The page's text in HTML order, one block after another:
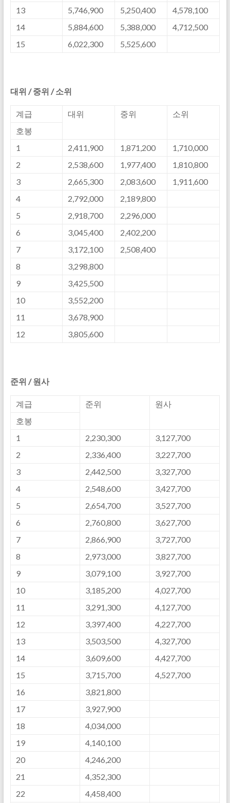
13 5,746,900 5,250,400
4,578,100
14
5,884,600 5,388,000
4,712,500
15
6,022,300 5,525,600
대위 / 중위 / 소위
계급 대위 중위
소위
호봉
1
2,411,900 1,871,200
1,710,000
2
2,538,600 1,977,400
1,810,800
3
2,665,300 2,083,600
1,911,600
4
2,792,000
2,189,800
5
2,918,700
2,296,000
6
3,045,400
2,402,200
7
3,172,100
2,508,400
8
3,298,800
9
3,425,500
10
3,552,200
11
3,678,900
12
3,805,600
준위 / 원사
계급 준위
원사
호봉
1
2,230,300
3,127,700
2
2,336,400
3,227,700
3
2,442,500
3,327,700
4
2,548,600
3,427,700
5
2,654,700
3,527,700
6
2,760,800
3,627,700
7
2,866,900
3,727,700
8
2,973,000
3,827,700
9
3,079,100
3,927,700
10
3,185,200
4,027,700
11
3,291,300
4,127,700
12
3,397,400
4,227,700
13
3,503,500
4,327,700
14
3,609,600
4,427,700
15
3,715,700
4,527,700
16
3,821,800
17
3,927,900
18
4,034,000
19
4,140,100
20
4,246,200
21
4,352,300
22
4,458,400